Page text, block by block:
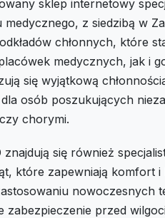
sklep internetowy
medycznego, z siedzibą w
chłonnych, które
medycznych, jak i
się wyjątkową
osób poszukujących
chorymi.
się również
które zapewniają komfort i
nowoczesnych
zabezpieczenie przed